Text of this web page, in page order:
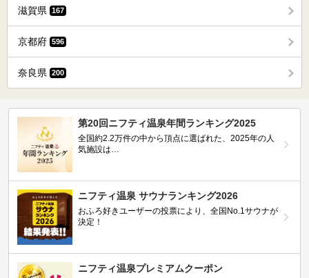
滋賀県 167
京都府 596
奈良県 200
第20回ニフティ温泉年間ランキング2025
全国約2.2万件の中から頂点に選ばれた、2025年の人
気施設は…
ニフティ温泉 サウナランキング2026
おふろ好きユーザーの投票により、全国No.1サウナが
決定！
ニフティ温泉プレミアムクーポン